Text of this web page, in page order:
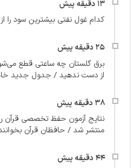
کدام غول نفتی بیشترین سود را
از دست ندهید / جدول جدید
نتایج آزمون حفظ تخصصی قرآن
منتشر شد / حافظان قرآن